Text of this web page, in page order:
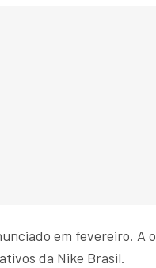
em fevereiro. A
da Nike Brasil.